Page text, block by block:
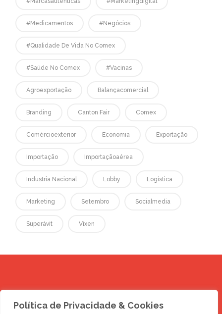
Política de Privacidade & Cookies
#medicamentos #negócios
#qualidade De Vida No Comex
#saúde No Comex #vacinas
Agroexportação Balançacomercial
Branding Canton Fair Comex
Comércioexterior Economia Exportação
Importação Importaçãoaérea
Industria Nacional Lobby Logística
Marketing Setembro Socialmedia
Superávit Vixen